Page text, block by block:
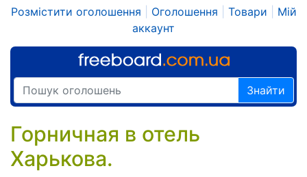
Розмістити оголошення Оголошення Товари
Мій
аккаунт
Знайти
Горничная в отель
Харькова.